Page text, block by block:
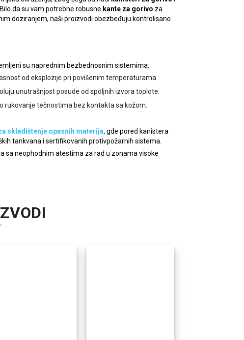
da su vam potrebne robusne kante za gorivo za
doziranjem, naši proizvodi obezbeđuju kontrolisano
su naprednim bezbednosnim sistemima:
od eksplozije pri povišenim temperaturama.
unutrašnjost posude od spoljnih izvora toplote.
rukovanje tečnostima bez kontakta sa kožom.
skladištenje opasnih materija, gde pored kanistera
tankvana i sertifikovanih protivpožarnih sistema.
sa neophodnim atestima za rad u zonama visoke